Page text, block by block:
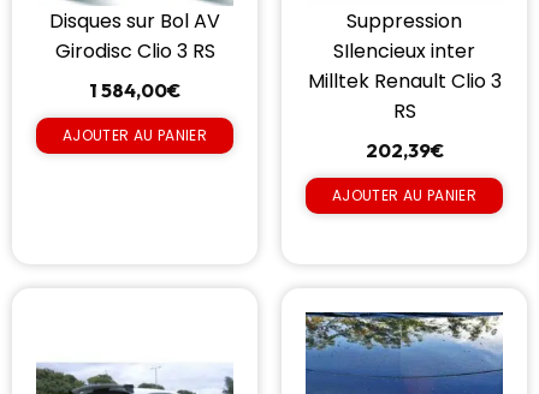
Disques sur Bol AV
Girodisc Clio 3 RS
1 584,00€
AJOUTER AU PANIER
Suppression
SIlencieux inter
Milltek Renault Clio 3
RS
202,39€
AJOUTER AU PANIER